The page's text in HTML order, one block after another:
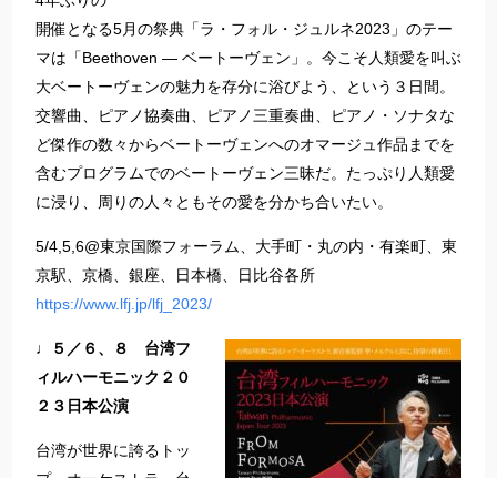
開催となる5月の祭典「ラ・フォル・ジュルネ2023」のテー
マは「Beethoven ― ベートーヴェン」。今こそ人類愛を叫ぶ
大ベートーヴェンの魅力を存分に浴びよう、という３日間。
交響曲、ピアノ協奏曲、ピアノ三重奏曲、ピアノ・ソナタな
ど傑作の数々からベートーヴェンへのオマージュ作品までを
含むプログラムでのベートーヴェン三昧だ。たっぷり人類愛
に浸り、周りの人々ともその愛を分かち合いたい。
5/4,5,6@東京国際フォーラム、大手町・丸の内・有楽町、東
京駅、京橋、銀座、日本橋、日比谷各所
https://www.lfj.jp/lfj_2023/
♩５／６、８ 台湾フ
ィルハーモニック２０
２３日本公演
台湾が世界に誇るトッ